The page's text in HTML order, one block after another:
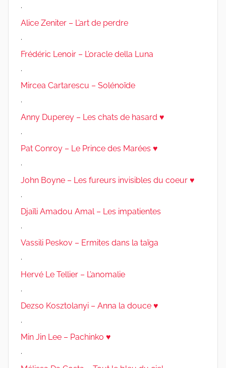
.
Alice Zeniter – L’art de perdre
.
Frédéric Lenoir – L’oracle della Luna
.
Mircea Cartarescu – Solénoïde
.
Anny Duperey – Les chats de hasard ♥
.
Pat Conroy – Le Prince des Marées ♥
.
John Boyne – Les fureurs invisibles du coeur ♥
.
Djaïli Amadou Amal – Les impatientes
.
Vassili Peskov – Ermites dans la taïga
.
Hervé Le Tellier – L’anomalie
.
Dezso Kosztolanyi – Anna la douce ♥
.
Min Jin Lee – Pachinko ♥
.